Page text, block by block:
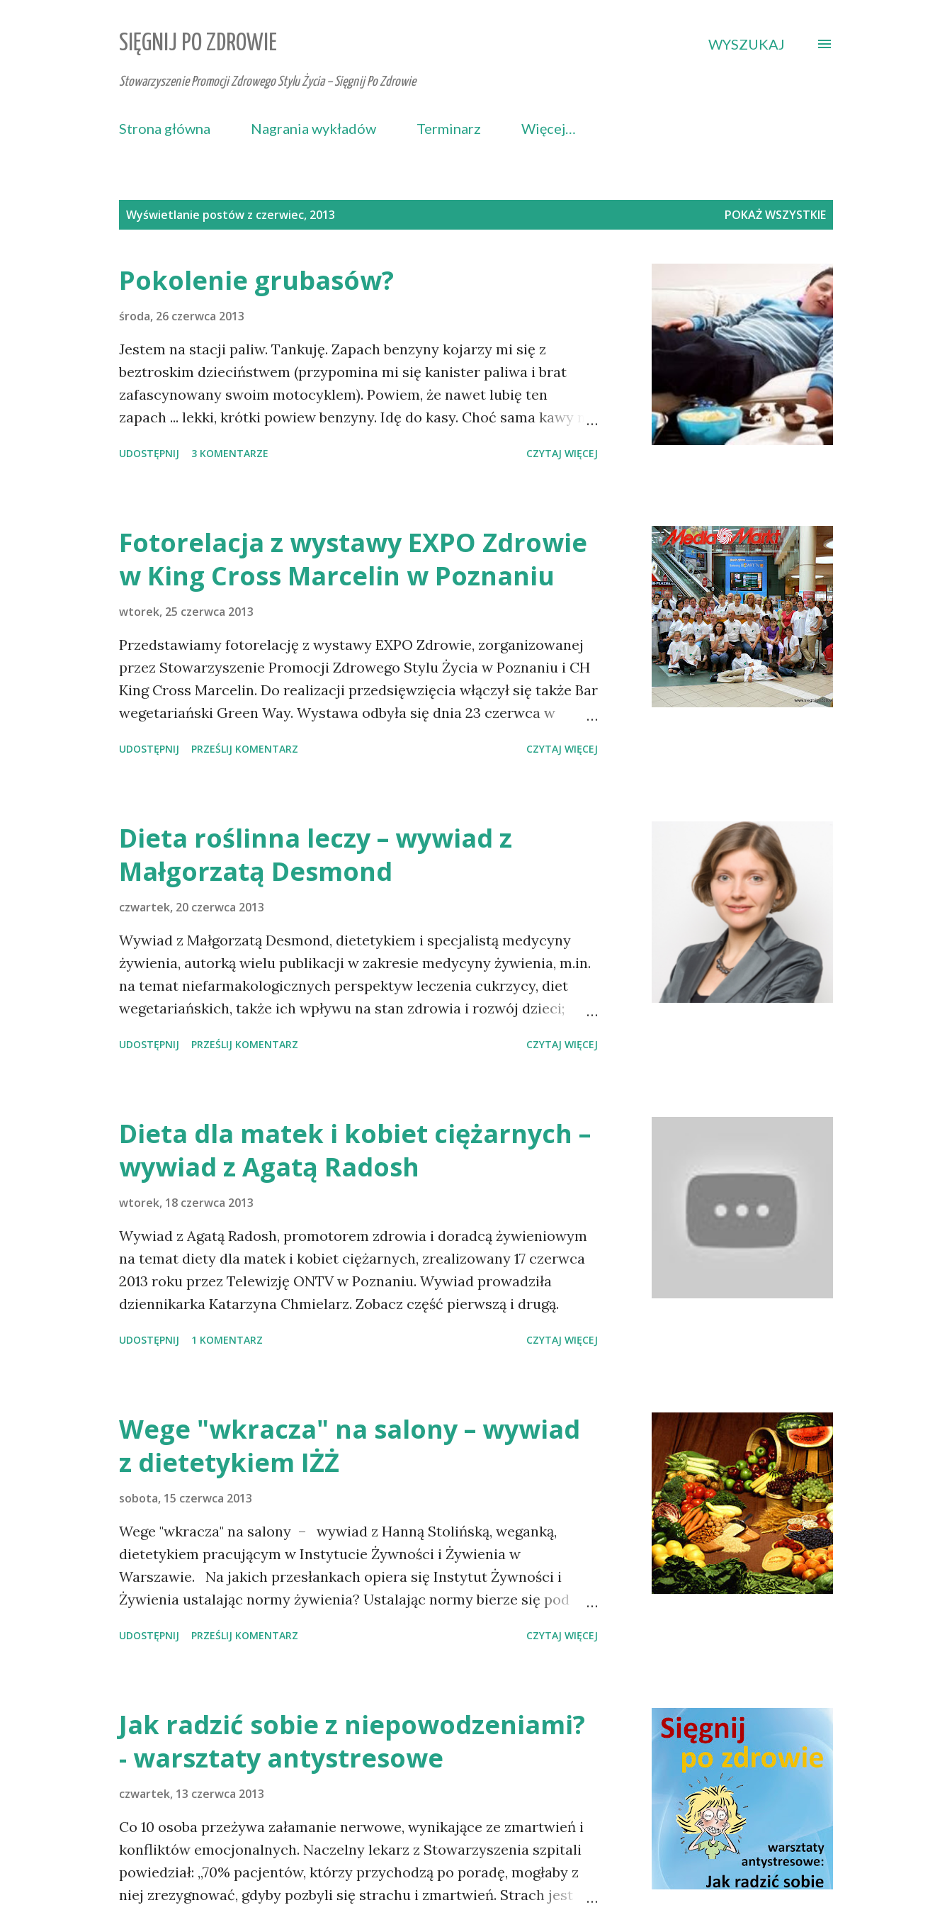
SIĘGNIJ PO ZDROWIE
Stowarzyszenie Promocji Zdrowego Stylu Życia – Sięgnij Po Zdrowie
WYSZUKAJ
Strona główna Nagrania wykładów Terminarz Więcej…
Wyświetlanie postów z czerwiec, 2013 POKAŻ WSZYSTKIE
Pokolenie grubasów?
środa, 26 czerwca 2013
Jestem na stacji paliw. Tankuję. Zapach benzyny kojarzy mi się z
beztroskim dzieciństwem (przypomina mi się kanister paliwa i brat
zafascynowany swoim motocyklem). Powiem, że nawet lubię ten
zapach ... lekki, krótki powiew benzyny. Idę do kasy. Choć sama kawy nie
przyjemnych. W tym klimacie, według zwyczaju, zwykle przeglądam
Statystyki mówią, że w Polsce jest już dwa razy więcej otyłych dzieci
niż 10 lat temu. Ich liczba ciągle rośnie. Powód - najczęściej niewłaściwe
jedzenie i brak ruchu. A przecież niegroźna nadwaga może
sobą wiele problemów.
UDOSTĘPNIJ 3 KOMENTARZE CZYTAJ WIĘCEJ
Fotorelacja z wystawy EXPO Zdrowie
w King Cross Marcelin w Poznaniu
wtorek, 25 czerwca 2013
Przedstawiamy fotorelację z wystawy EXPO Zdrowie, zorganizowanej
przez Stowarzyszenie Promocji Zdrowego Stylu Życia w Poznaniu i CH
King Cross Marcelin. Do realizacji przedsięwzięcia włączył się także Bar
wegetariański Green Way. Wystawa odbyła się dnia 23 czerwca w
Weekendu dla Zdrowia. Zobacz fotorelację.
UDOSTĘPNIJ PRZEŚLIJ KOMENTARZ CZYTAJ WIĘCEJ
Dieta roślinna leczy – wywiad z
Małgorzatą Desmond
czwartek, 20 czerwca 2013
Wywiad z Małgorzatą Desmond, dietetykiem i specjalistą medycyny
żywienia, autorką wielu publikacji w zakresie medycyny żywienia, m.in.
na temat niefarmakologicznych perspektyw leczenia cukrzycy, diet
wegetariańskich, także ich wpływu na stan zdrowia i rozwój dzieci;
pochodzące z badań na dziesiątkach tysięcy wegetarian wykazują, że
stężenie cholesterolu i niższe BMI. Jak ocenia Pani społeczne podejście
w Polsce do stosowania diet roślinnych? Dużo się różni od
zachodniego? Na Zachodzie kobiety w ciąży czy matki z dziećmi, kiedy
zazwyczaj nie spotkają się ze sprzeciwem. Lekarze przyjmują to ze
spokojem, sugerując wizytę u dietetyka. Tymczasem z rozmów z
rodzicami dzieci biorących udział w moim badaniu w Centru...
UDOSTĘPNIJ PRZEŚLIJ KOMENTARZ CZYTAJ WIĘCEJ
Dieta dla matek i kobiet ciężarnych –
wywiad z Agatą Radosh
wtorek, 18 czerwca 2013
Wywiad z Agatą Radosh, promotorem zdrowia i doradcą żywieniowym
na temat diety dla matek i kobiet ciężarnych, zrealizowany 17 czerwca
2013 roku przez Telewizję ONTV w Poznaniu. Wywiad prowadziła
dziennikarka Katarzyna Chmielarz. Zobacz część pierwszą i drugą.
UDOSTĘPNIJ 1 KOMENTARZ CZYTAJ WIĘCEJ
Wege "wkracza" na salony – wywiad
z dietetykiem IŻŻ
sobota, 15 czerwca 2013
Wege "wkracza" na salony – wywiad z Hanną Stolińską, weganką,
dietetykiem pracującym w Instytucie Żywności i Żywienia w
Warszawie. Na jakich przesłankach opiera się Instytut Żywności i
Żywienia ustalając normy żywienia? Ustalając normy bierze się pod
ekspertów European Food Safety Authority (EFSA), WHO, Stanów
produktów spożywczych wchodzących w skład dziennej racji
pokarmowej, bazując na zasadach prawidłowego żywienia (w oparciu o
badania naukowe). Piramida ukazuje, iż dieta musi być urozmaicona i
warunkowała prawidłowy rozwój i utrzymanie zdrowia (najwięcej
produktów zbożowych dających energię w postaci węglowodanów
złożonych i warzyw, a najmniej produktów pochodzenia zwierzęcego i
wszelakich tłuszczy). Dl...
UDOSTĘPNIJ PRZEŚLIJ KOMENTARZ CZYTAJ WIĘCEJ
Jak radzić sobie z niepowodzeniami?
- warsztaty antystresowe
czwartek, 13 czerwca 2013
Co 10 osoba przeżywa załamanie nerwowe, wynikające ze zmartwień i
konfliktów emocjonalnych. Naczelny lekarz z Stowarzyszenia szpitali
powiedział: „70% pacjentów, którzy przychodzą po poradę, mogłaby z
niej zrezygnować, gdyby pozbyli się strachu i zmartwień. Strach jest